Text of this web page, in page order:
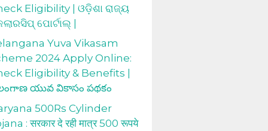
Eligibility | ଓଡ଼ିଶା ରାଜ୍ୟ
ପୋର୍ଟାଲ୍ |
Yuva Vikasam
2024 Apply Online:
Eligibility & Benefits |
యువ వికాసం పథకం
500Rs Cylinder
: सरकार दे रही मात्र 500 रूपये